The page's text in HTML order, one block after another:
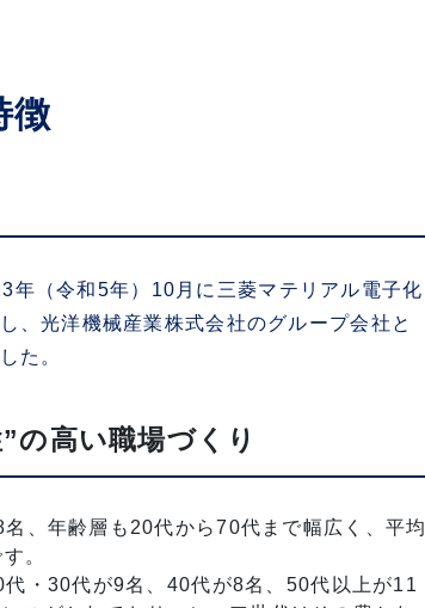
徴
年（令和5年）10月に三菱マテリアル電子化
、光洋機械産業株式会社のグループ会社と
た。
の高い職場づくり
、年齢層も20代から70代まで幅広く、平均
。
代・30代が9名、40代が8名、50代以上が11